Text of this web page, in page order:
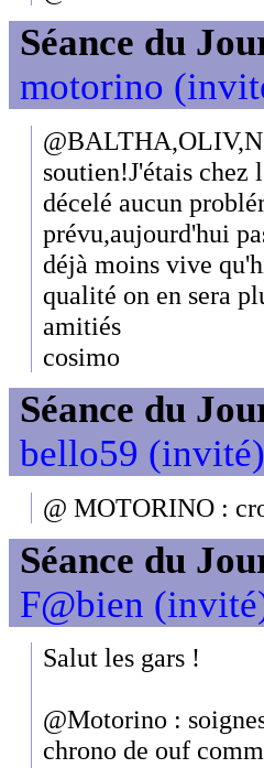
Séance du
motorino
soutien!J'étais chez
décelé aucun
prévu,aujourd'hui
déjà moins vive
qualité on en sera
amitiés
cosimo
Séance du
bello59 (invité)
@ MOTORINO :
Séance du
F@bien
Salut les gars !
@Motorino :
chrono de ouf